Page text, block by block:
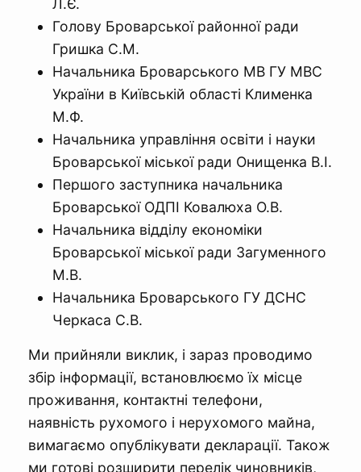
Л.Є.
Голову Броварської районної ради
Гришка С.М.
Начальника Броварського МВ ГУ МВС
України в Київській області Клименка
М.Ф.
Начальника управління освіти і науки
Броварської міської ради Онищенка В.І.
Першого заступника начальника
Броварської ОДПІ Ковалюха О.В.
Начальника відділу економіки
Броварської міської ради Загуменного
М.В.
Начальника Броварського ГУ ДСНС
Черкаса С.В.
Ми прийняли виклик, і зараз проводимо
збір інформації, встановлюємо їх місце
проживання, контактні телефони,
наявність рухомого і нерухомого майна,
вимагаємо опублікувати декларації. Також
ми готові розширити перелік чиновників,